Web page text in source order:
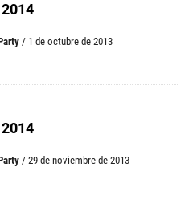
/ 1 de octubre de 2013
/ 29 de noviembre de 2013